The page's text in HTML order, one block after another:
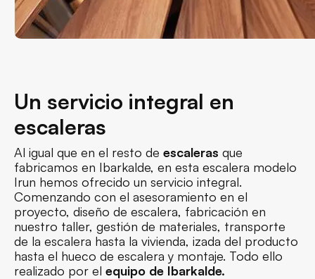
Un servicio integral en
escaleras
Al igual que en el resto de escaleras que
fabricamos en Ibarkalde, en esta escalera modelo
Irun hemos ofrecido un servicio integral.
Comenzando con el asesoramiento en el
proyecto, diseño de escalera, fabricación en
nuestro taller, gestión de materiales, transporte
de la escalera hasta la vivienda, izada del producto
hasta el hueco de escalera y montaje. Todo ello
realizado por el equipo de Ibarkalde.